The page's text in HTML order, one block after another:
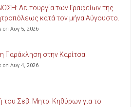
Λειτουργία των Γραφείων της
κατά τον μήνα Αύγουστο.
on Αυγ 5, 2026
Παράκληση στην Καρίτσα.
on Αυγ 4, 2026
του Σεβ. Μητρ. Κηθύρων για το